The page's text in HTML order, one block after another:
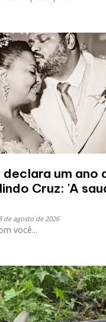
declara um ano
Cruz: 'A
de agosto de 2026
você...